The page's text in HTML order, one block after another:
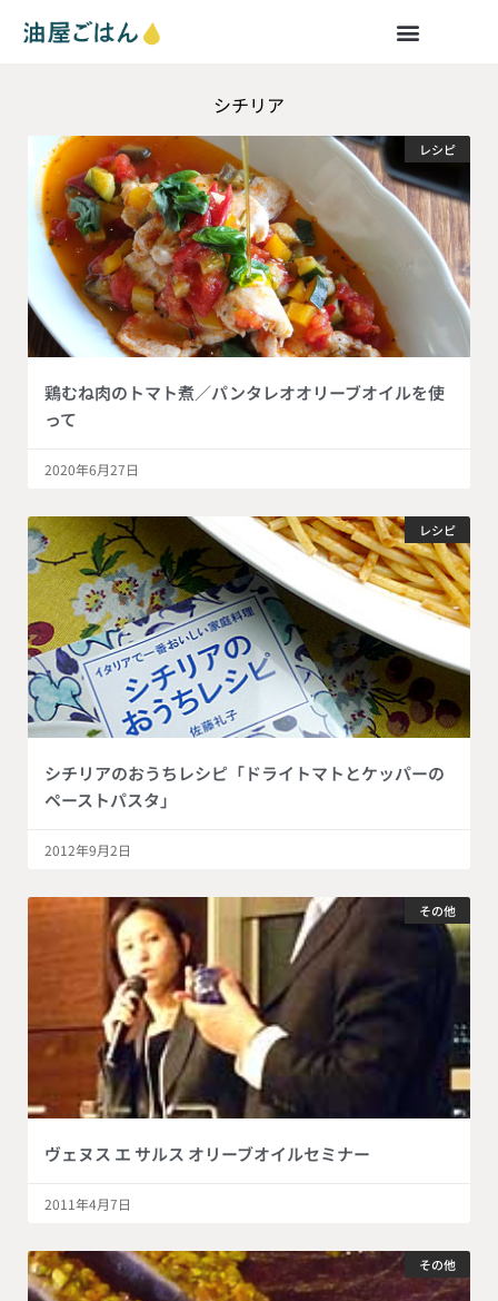
シチリア
レシピ
鶏むね肉のトマト煮／パンタレオオリーブオイルを使
って
2020年6月27日
レシピ
シチリアのおうちレシピ「ドライトマトとケッパーの
ペーストパスタ」
2012年9月2日
その他
ヴェヌス エ サルス オリーブオイルセミナー
2011年4月7日
その他